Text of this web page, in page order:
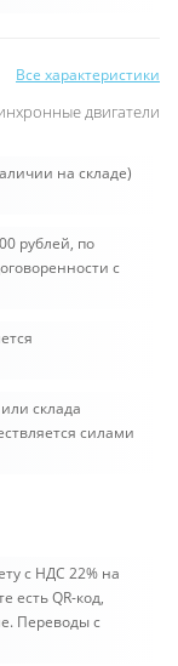
Все характеристики
двигатели
на складе)
рублей, по
с
склада
силами
c НДС 22% на
есть QR-код,
Переводы с